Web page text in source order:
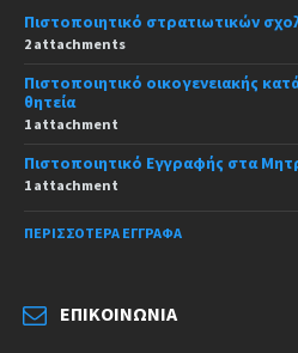
Πιστοποιητικό στρατιωτικών
2 attachments
Πιστοποιητικό οικογενειακής
θητεία
1 attachment
Πιστοποιητικό Εγγραφής στα
1 attachment
ΠΕΡΙΣΣΌΤΕΡΑ ΈΓΓΡΑΦΑ
ΕΠΙΚΟΙΝΩΝΊΑ